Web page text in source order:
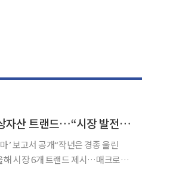
바이낸스 리서치가 꼽은 2023년 6가지 가상자산 트랜드…“시장 발전 기대”
시장 6개 트랜드 제시…매크로ㆍ